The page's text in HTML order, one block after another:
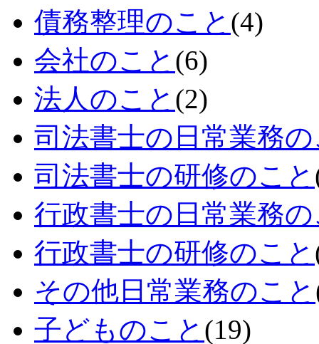
債務整理のこと (4)
会社のこと (6)
法人のこと (2)
司法書士の日常業務
司法書士の研修のこと
行政書士の日常業務
行政書士の研修のこと
その他日常業務のこと
子どものこと (19)